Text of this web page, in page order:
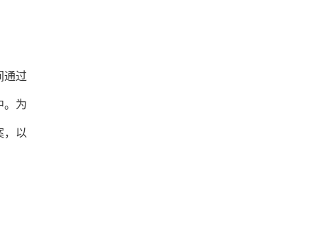
通过
。为
，以